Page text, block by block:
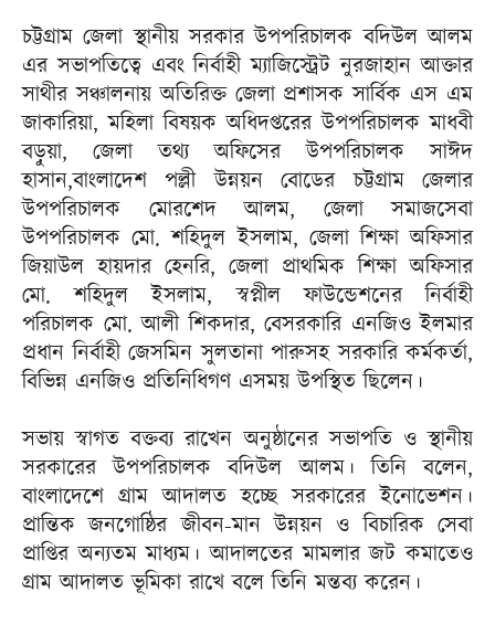
চট্টগ্রাম জেলা স্থানীয় সরকার উপপরিচালক বদিউল আলম
এর সভাপতিত্বে এবং নির্বাহী ম্যাজিস্ট্রেট নুরজাহান আক্তার
সাথীর সঞ্চালনায় অতিরিক্ত জেলা প্রশাসক সার্বিক এস এম
জাকারিয়া, মহিলা বিষয়ক অধিদপ্তরের উপপরিচালক মাধবী
বড়ুয়া, জেলা তথ্য অফিসের উপপরিচালক সাঈদ
হাসান,বাংলাদেশ পল্লী উন্নয়ন বোডের চট্টগ্রাম জেলার
উপপরিচালক মোরশেদ আলম, জেলা সমাজসেবা
উপপরিচালক মো. শহিদুল ইসলাম, জেলা শিক্ষা অফিসার
জিয়াউল হায়দার হেনরি, জেলা প্রাথমিক শিক্ষা অফিসার
মো. শহিদুল ইসলাম, স্বপ্নীল ফাউন্ডেশনের নির্বাহী
পরিচালক মো. আলী শিকদার, বেসরকারি এনজিও ইলমার
প্রধান নির্বাহী জেসমিন সুলতানা পারুসহ সরকারি কর্মকর্তা,
বিভিন্ন এনজিও প্রতিনিধিগণ এসময় উপস্থিত ছিলেন।
সভায় স্বাগত বক্তব্য রাখেন অনুষ্ঠানের সভাপতি ও স্থানীয়
সরকারের উপপরিচালক বদিউল আলম। তিনি বলেন,
বাংলাদেশে গ্রাম আদালত হচ্ছে সরকারের ইনোভেশন।
প্রান্তিক জনগোষ্ঠির জীবন-মান উন্নয়ন ও বিচারিক সেবা
প্রাপ্তির অন্যতম মাধ্যম। আদালতের মামলার জট কমাতেও
গ্রাম আদালত ভূমিকা রাখে বলে তিনি মন্তব্য করেন।